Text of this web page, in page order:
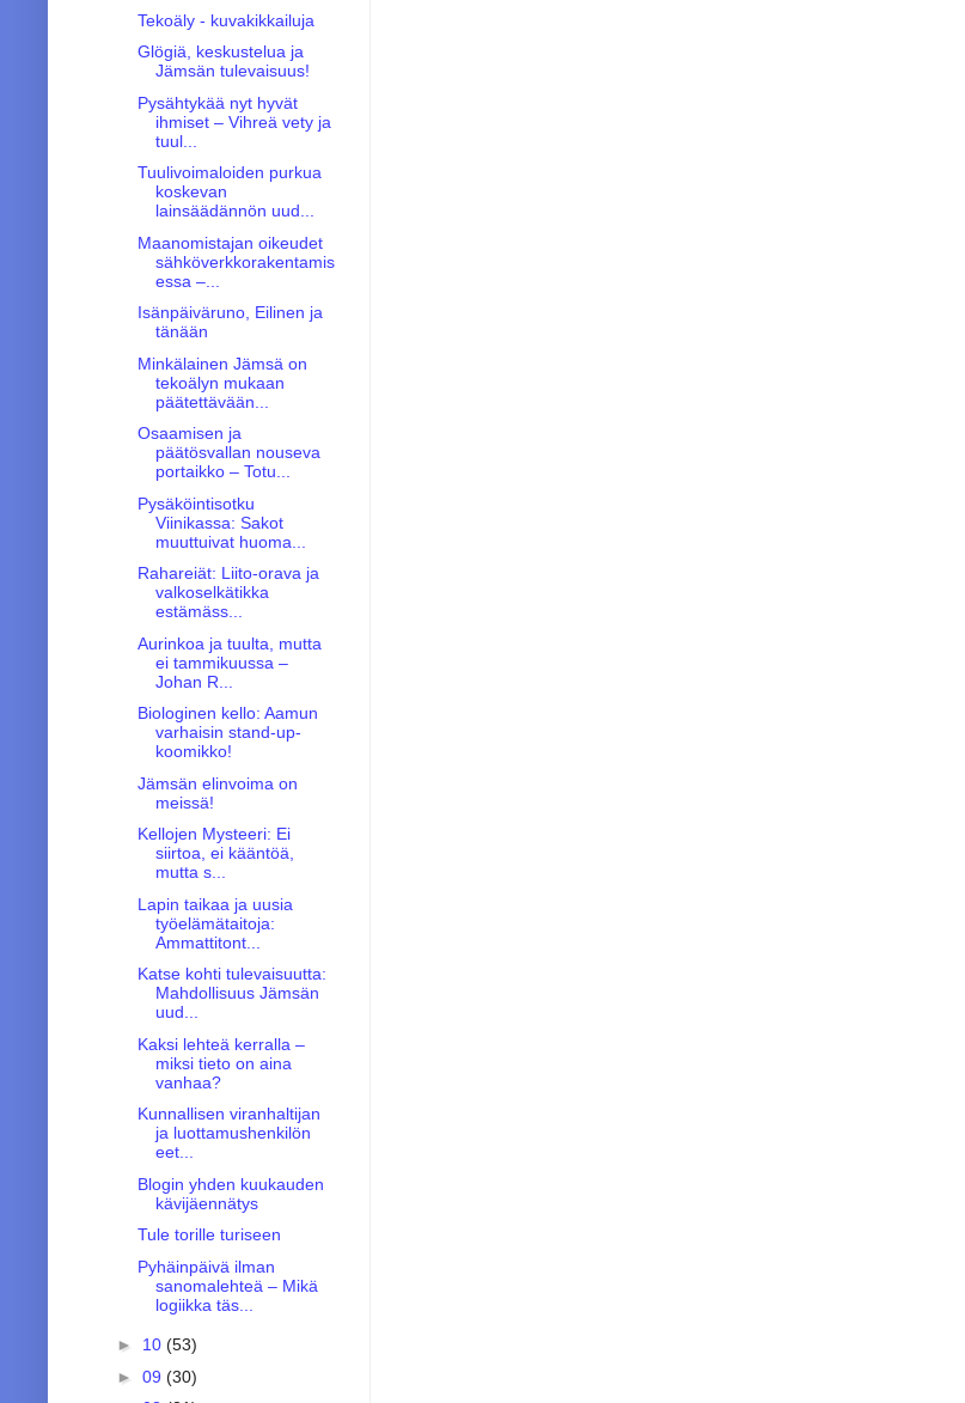
Tekoäly - kuvakikkailuja
Glögiä, keskustelua ja
Jämsän tulevaisuus!
Pysähtykää nyt hyvät
ihmiset – Vihreä vety ja
tuul...
Tuulivoimaloiden purkua
koskevan
lainsäädännön uud...
Maanomistajan oikeudet
sähköverkkorakentamis
essa –...
Isänpäiväruno, Eilinen ja
tänään
Minkälainen Jämsä on
tekoälyn mukaan
päätettävään...
Osaamisen ja
päätösvallan nouseva
portaikko – Totu...
Pysäköintisotku
Viinikassa: Sakot
muuttuivat huoma...
Rahareiät: Liito-orava ja
valkoselkätikka
estämäss...
Aurinkoa ja tuulta, mutta
ei tammikuussa –
Johan R...
Biologinen kello: Aamun
varhaisin stand-up-
koomikko!
Jämsän elinvoima on
meissä!
Kellojen Mysteeri: Ei
siirtoa, ei kääntöä,
mutta s...
Lapin taikaa ja uusia
työelämätaitoja:
Ammattitont...
Katse kohti tulevaisuutta:
Mahdollisuus Jämsän
uud...
Kaksi lehteä kerralla –
miksi tieto on aina
vanhaa?
Kunnallisen viranhaltijan
ja luottamushenkilön
eet...
Blogin yhden kuukauden
kävijäennätys
Tule torille turiseen
Pyhäinpäivä ilman
sanomalehteä – Mikä
logiikka täs...
► 10 (53)
► 09 (30)